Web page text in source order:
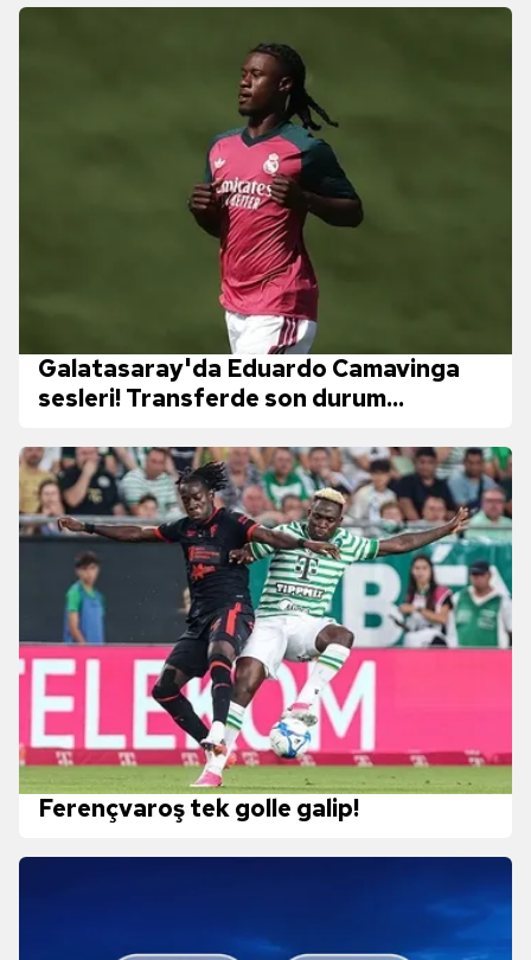
Galatasaray'da Eduardo Camavinga
sesleri! Transferde son durum...
Ferençvaroş tek golle galip!